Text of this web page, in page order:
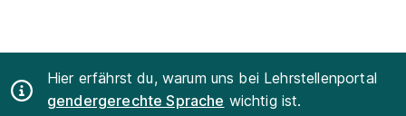
Hier erfährst du, warum uns bei Lehrstellenportal
gendergerechte Sprache wichtig ist.